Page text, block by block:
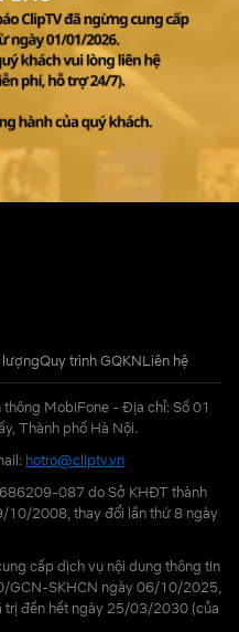
lượngQuy trình GQKNLiên hệ
MobiFone - Địa chỉ: Số 01
Thành phố Hà Nội.
hotro@cliptv.vn
087 do Sở KHĐT thành
10/2008, thay đổi lần thứ 8 ngày
cấp dịch vụ nội dung thông tin
GCN-SKHCN ngày 06/10/2025,
đến hết ngày 25/03/2030 (của